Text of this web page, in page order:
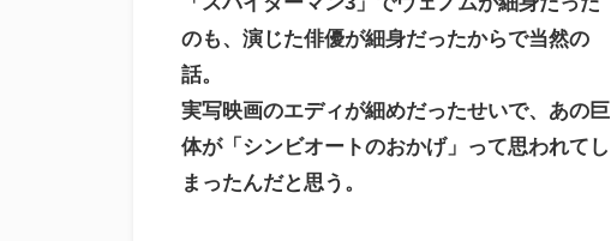
のも、演じた俳優が細身だったからで当然の
話。
実写映画のエディが細めだったせいで、あの巨
体が「シンビオートのおかげ」って思われてし
まったんだと思う。